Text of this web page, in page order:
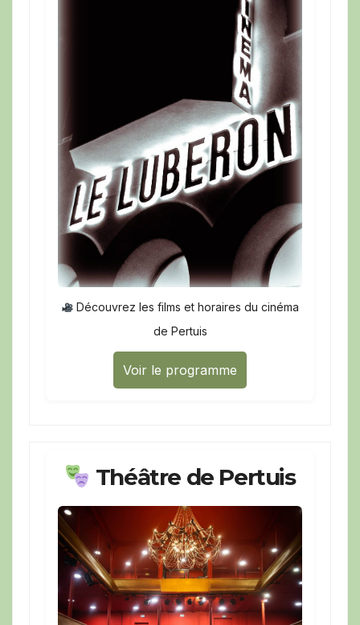
Découvrez les films et horaires du cinéma
de Pertuis
Voir le programme
Théâtre de Pertuis